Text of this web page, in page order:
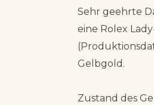
Sehr geehrte
eine Rolex
Gelbgold.
Zustand des